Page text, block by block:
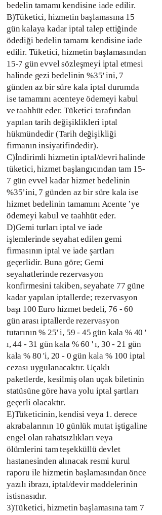
bedelin tamamı kendisine iade edilir.
B)Tüketici, hizmetin başlamasına 15
gün kalaya kadar iptal talep ettiğinde
ödediği bedelin tamamı kendisine iade
edilir. Tüketici, hizmetin başlamasından
15-7 gün evvel sözleşmeyi iptal etmesi
halinde gezi bedelinin %35' ini, 7
günden az bir süre kala iptal durumda
ise tamamını acenteye ödemeyi kabul
ve taahhüt eder. Tüketici tarafından
yapılan tarih değişiklikleri iptal
hükmündedir (Tarih değişikliği
firmanın insiyatifindedir).
C)İndirimli hizmetin iptal/devri halinde
tüketici, hizmet başlangıcından tam 15-
7 gün evvel kadar hizmet bedelinin
%35’ini, 7 günden az bir süre kala ise
hizmet bedelinin tamamını Acente ’ye
ödemeyi kabul ve taahhüt eder.
D)Gemi turları iptal ve iade
işlemlerinde seyahat edilen gemi
firmasının iptal ve iade şartları
geçerlidir. Buna göre; Gemi
seyahatlerinde rezervasyon
konfirmesini takiben, seyahate 77 güne
kadar yapılan iptallerde; rezervasyon
başı 100 Euro hizmet bedeli, 76 - 60
gün arası iptallerde rezervasyon
tutarının % 25' i, 59 - 45 gün kala % 40 '
ı, 44 - 31 gün kala % 60 ' ı, 30 - 21 gün
kala % 80 'i, 20 - 0 gün kala % 100 iptal
cezası uygulanacaktır. Uçaklı
paketlerde, kesilmiş olan uçak biletinin
statüsüne göre hava yolu iptal şartları
geçerli olacaktır.
E)Tüketicinin, kendisi veya 1. derece
akrabalarının 10 günlük mutat iştigaline
engel olan rahatsızlıkları veya
ölümlerini tam teşekküllü devlet
hastanesinden alınacak resmi kurul
raporu ile hizmetin başlamasından önce
yazılı ibrazı, iptal/devir maddelerinin
istisnasıdır.
3)Tüketici, hizmetin başlamasına tam 7